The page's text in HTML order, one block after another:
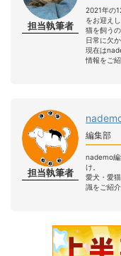
担当執筆者
2021年の
をお迎えし
猫を飼う
日常に欠
現在は
情報をご
担当執筆者
編集部
nademo編
け。
愛犬・愛
識をご紹介